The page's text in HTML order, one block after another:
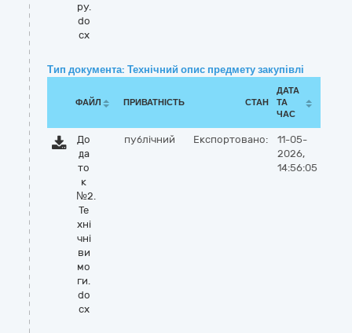
ру.
do
cx
Тип документа: Технічний опис предмету закупівлі
ФАЙЛ ПРИВАТНІСТЬ СТАН
ДАТА
ТА
ЧАС
До
да
то
к
№2.
Те
хні
чні
ви
мо
ги.
do
cx
публічний Експортовано:
11-05-
2026,
14:56:05